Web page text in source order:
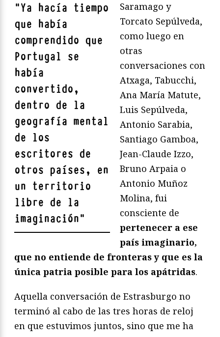
"Ya hacía tiempo
que había
comprendido que
Portugal se
había
convertido,
dentro de la
geografía mental
de los
escritores de
otros países, en
un territorio
libre de la
imaginación"
Saramago y
Torcato Sepúlveda,
como luego en
otras
conversaciones con
Atxaga, Tabucchi,
Ana María Matute,
Luis Sepúlveda,
Antonio Sarabia,
Santiago Gamboa,
Jean-Claude Izzo,
Bruno Arpaia o
Antonio Muñoz
Molina, fui
consciente de
pertenecer a ese
país imaginario,
que no entiende de fronteras y que es la
única patria posible para los apátridas.
Aquella conversación de Estrasburgo no
terminó al cabo de las tres horas de reloj
en que estuvimos juntos, sino que me ha